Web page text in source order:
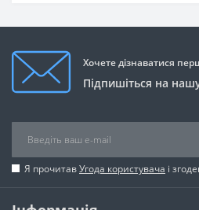
Хочете дізнаватися
Підпишіться на
Я прочитавУгода користувача і